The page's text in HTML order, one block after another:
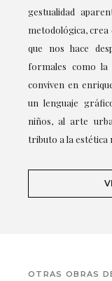
gestualidad
metodológica, crea
que nos hace
formales como
conviven en
un lenguaje
niños, al arte
tributo a la estética
OTRAS OBRAS